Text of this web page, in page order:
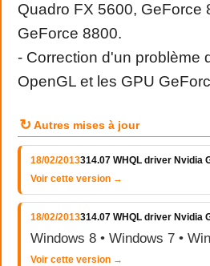
Quadro FX 5600, GeForce
GeForce 8800.
- Correction d'un problème
OpenGL et les GPU
↻ Autres mises à jour
18/02/2013314.07 WHQL driver Nvidia
Voir cette version →
18/02/2013314.07 WHQL driver Nvidia
Windows 8 • Windows 7 •
Voir cette version →